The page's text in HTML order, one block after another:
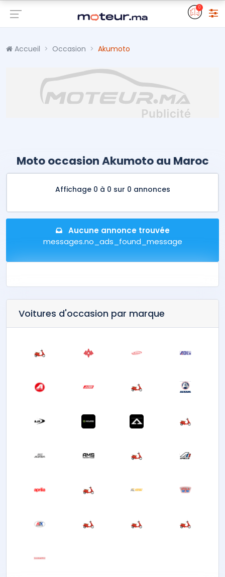
0
Accueil Occasion Akumoto
Moto occasion Akumoto au Maroc
Affichage 0 à 0 sur 0 annonces
Aucune annonce trouvée
messages.no_ads_found_message
Voitures d'occasion par marque